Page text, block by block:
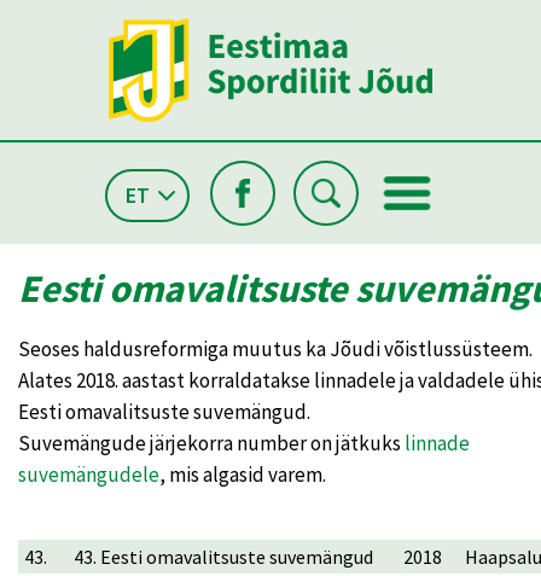
ET
Eesti omavalitsuste
Seoses haldusreformiga muutus ka Jõudi võistlussüsteem.
Alates 2018. aastast korraldatakse linnadele ja valdadele
Eesti omavalitsuste suvemängud.
Suvemängude järjekorra number on jätkuks linnade
suvemängudele, mis algasid varem.
43. 43. Eesti omavalitsuste suvemängud 2018